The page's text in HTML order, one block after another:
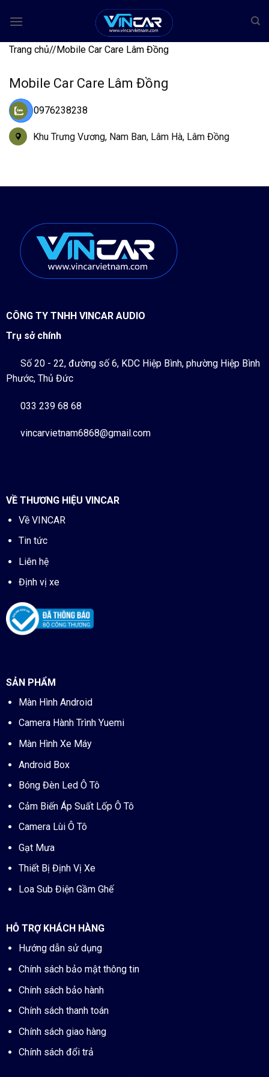
qua
dungTrang chủ//Mobile Car Care Lâm Đồng
Mobile Car Care Lâm Đồng
0976238238
Khu Trưng Vương, Nam Ban, Lâm Hà, Lâm Đồng
CÔNG TY TNHH VINCAR AUDIO
Trụ sở chính
Số 20 - 22, đường số 6, KDC Hiệp Bình, phường Hiệp Bình
Phước, Thủ Đức
033 239 68 68
vincarvietnam6868@gmail.com
VỀ THƯƠNG HIỆU VINCAR
Về VINCAR
Tin tức
Liên hệ
Định vị xe
SẢN PHẨM
Màn Hình Android
Camera Hành Trình Yuemi
Màn Hình Xe Máy
Android Box
Bóng Đèn Led Ô Tô
Cảm Biến Áp Suất Lốp Ô Tô
Camera Lùi Ô Tô
Gạt Mưa
Thiết Bị Định Vị Xe
Loa Sub Điện Gầm Ghế
HỖ TRỢ KHÁCH HÀNG
Hướng dẫn sử dụng
Chính sách bảo mật thông tin
Chính sách bảo hành
Chính sách thanh toán
Chính sách giao hàng
Chính sách đổi trả